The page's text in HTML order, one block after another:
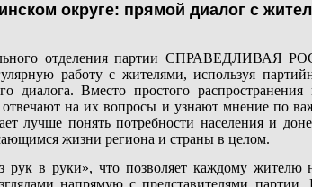
округе: прямой диалог с
отделения партии СПРАВЕДЛИВАЯ
работу с жителями, используя
диалога. Вместо простого
на их вопросы и узнают мнение по
лучше понять потребности населения и
жизни региона и страны в целом.
рук в руки», что позволяет каждому жителю
напрямую с представителями